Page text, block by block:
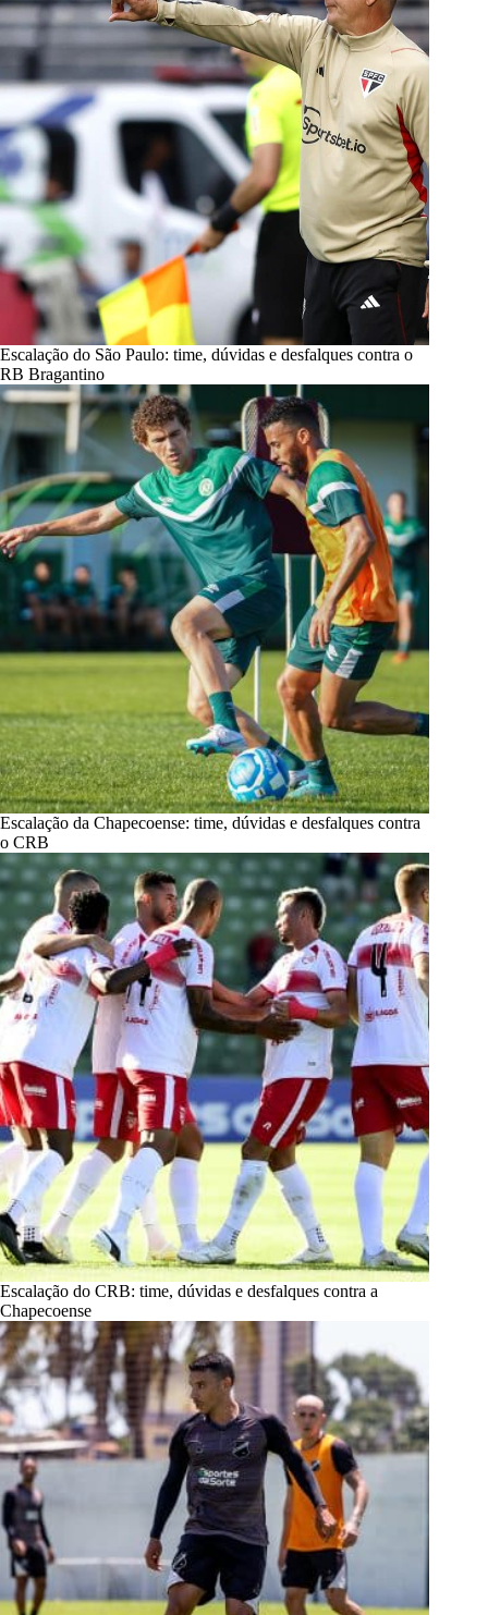
Escalação do São Paulo: time, dúvidas e desfalques contra o
RB Bragantino
Escalação da Chapecoense: time, dúvidas e desfalques contra
o CRB
Escalação do CRB: time, dúvidas e desfalques contra a
Chapecoense